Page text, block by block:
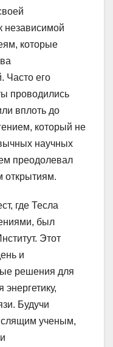
независимой
которые
Часто его
проводились
вплоть до
который не
научных
преодолевал
открытиям.
где Тесла
был
Этот
и
решения для
Будучи
ученым,